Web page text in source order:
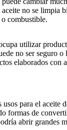
no se limpia
combustible.
utilizar
no ser seguro
elaborados con
para el aceite
formas de
abrir grandes